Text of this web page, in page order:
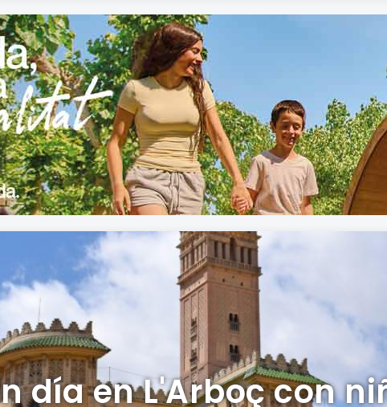
día en L'Arboç con